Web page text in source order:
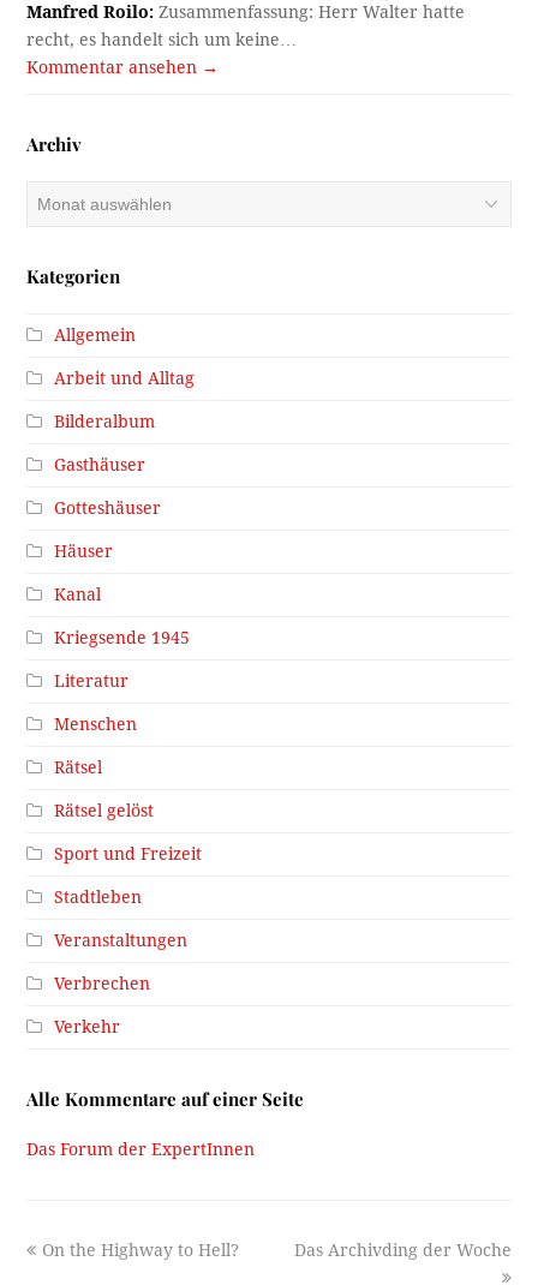
Manfred Roilo: Zusammenfassung: Herr Walter hatte
recht, es handelt sich um keine…
Kommentar ansehen →
Archiv
Kategorien
Allgemein
Arbeit und Alltag
Bilderalbum
Gasthäuser
Gotteshäuser
Häuser
Kanal
Kriegsende 1945
Literatur
Menschen
Rätsel
Rätsel gelöst
Sport und Freizeit
Stadtleben
Veranstaltungen
Verbrechen
Verkehr
Alle Kommentare auf einer Seite
Das Forum der ExpertInnen
previous
On the Highway to Hell?
next
Das Archivding der Woche